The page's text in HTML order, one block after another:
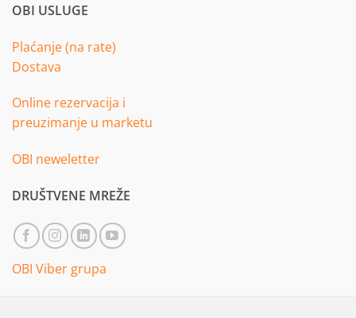
OBI USLUGE
Plaćanje (na rate)
Dostava
Online rezervacija i
preuzimanje u marketu
OBI neweletter
DRUŠTVENE MREŽE
OBI Viber grupa